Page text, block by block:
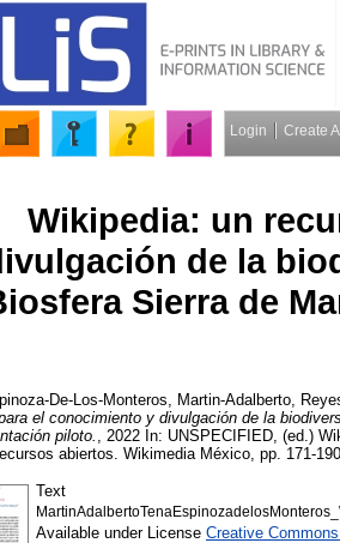
Login Create
Wikipedia: un
de la
Sierra de
De-Los-Monteros, Martin-Adalberto
el conocimiento y divulgación de la
piloto.
, 2022 In: UNSPECIFIED, (ed.)
abiertos. Wikimedia México, pp. 171-
Text
Available under License Creative